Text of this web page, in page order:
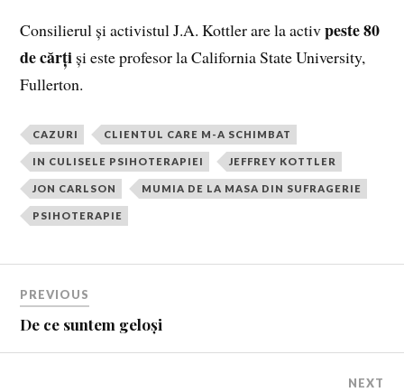
Consilierul și activistul J.A. Kottler are la activpeste 80
de cărți și este profesor la California State University,
Fullerton.
CAZURI CLIENTUL CARE M-A SCHIMBAT
IN CULISELE PSIHOTERAPIEI JEFFREY KOTTLER
JON CARLSON MUMIA DE LA MASA DIN SUFRAGERIE
PSIHOTERAPIE
PREVIOUS
De ce suntem geloși
NEXT